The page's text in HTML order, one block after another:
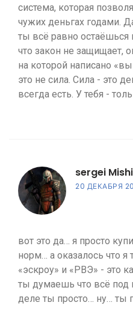
система, которая
чужих деньгах годами.
ты всё равно
что закон не защищает,
на которой написано
это не сила. Сила - это
всегда есть. У тебя -
sergei
20 ДЕКАБРЯ
вот это да… я просто
норм… а оказалось что
«эскроу» и «РВЭ» - это
ты думаешь что всё под
деле ты просто… ну… ты